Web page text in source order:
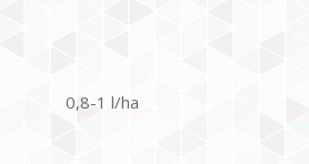
0,8-1 l/ha